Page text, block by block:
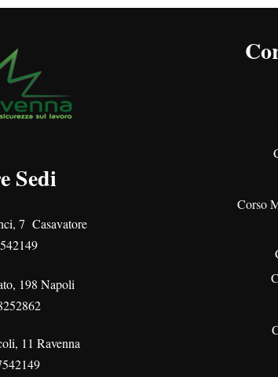
e quando è obbligatorio
requisiti
Sedi
7 Casavatore
198 Napoli
11 Ravenna
Corso